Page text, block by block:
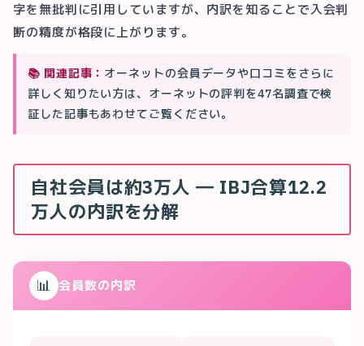
字を無批判に引用していますが、内訳を知ることで入会判
断の精度が格段に上がります。
📚 関連記事： オーネットの会員データや口コミをさらに
詳しく知りたい方は、オーネットの評判を47名調査で検
証した記事もあわせてご覧ください。
自社会員は約3万人 ― IBJ合算12.2
万人の内訳を分解
📊 会員数の内訳